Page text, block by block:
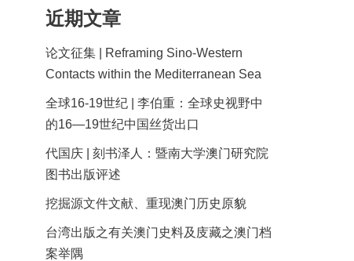
近期文章
论文征集 | Reframing Sino-Western
Contacts within the Mediterranean Sea
全球16-19世纪 | 李伯重：全球史视野中
的16—19世纪中国丝货出口
代国庆 | 刻书泽人：暨南大学澳门研究院
图书出版评述
挖掘源文件文献、重现澳门历史原貌
台湾出版之有关澳门史料及庋藏之澳门档
案举隅